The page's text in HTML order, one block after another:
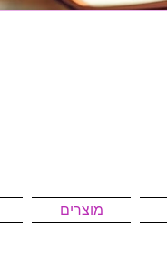
מוצרים